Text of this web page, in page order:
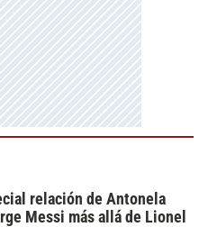
relación de Antonela
Messi más allá de Lionel